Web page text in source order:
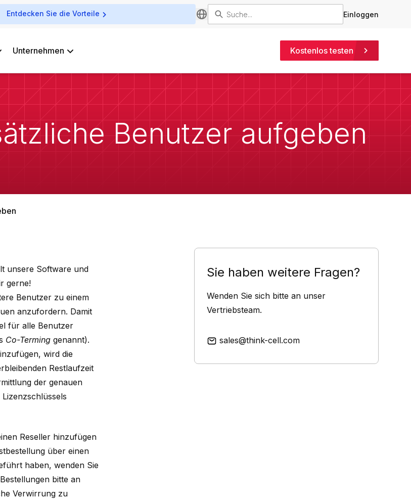
Entdecken Sie die Vorteile Einloggen
Unternehmen Kostenlos testen
Benutzer aufgeben
unsere Software und
gerne!
Benutzer zu einem
anzufordern. Damit
für alle Benutzer
Co-Terming genannt).
wird die
Restlaufzeit
der genauen
Reseller hinzufügen
übereinen
haben, wenden Sie
bitte an
Verwirrung zu
Sie haben weitere Fragen?
Wenden Sie sich bitte an unser
Vertriebsteam.
sales@think-cell.com